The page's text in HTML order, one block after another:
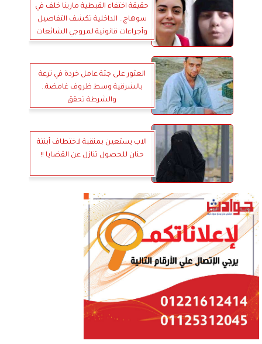
حقيقة اختفاء القبطية مارينا خلف في
سوهاج.. الداخلية تكشف التفاصيل
وأجراءات قانونية لمروجي الشائعات
العثور على جثة عامل خردة في ترعة
بالشرقية وسط ظروف غامضة..
والشرطة تحقق
الاب يستعين بمنقبة لاختطاف أبنتة
حنان للحصول تنازل عن القضايا !!